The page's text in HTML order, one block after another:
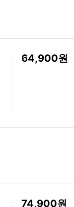
64,900
74,900